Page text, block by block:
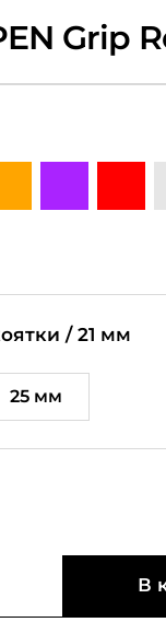
Grip
/21 мм
25 мм
В